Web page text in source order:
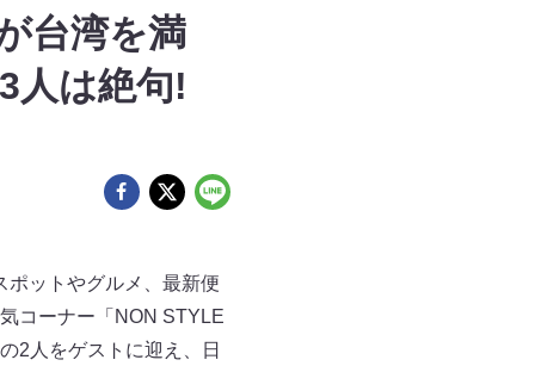
台湾を満
人は絶句!
ポットやグルメ、最新便
コーナー「NON STYLE
2人をゲストに迎え、日